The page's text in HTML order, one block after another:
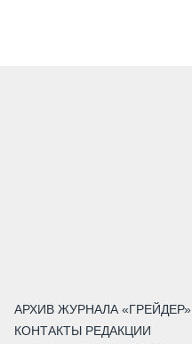
АРХИВ ЖУРНАЛА «ГРЕЙДЕР»
КОНТАКТЫ РЕДАКЦИИ